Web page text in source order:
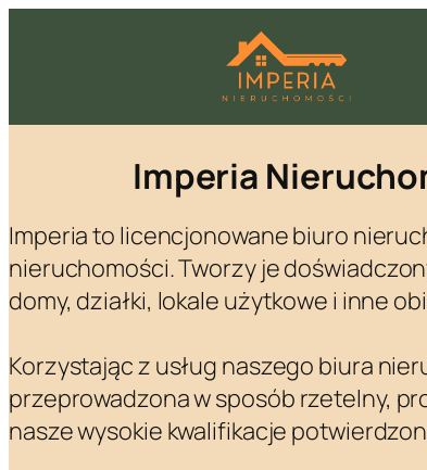
Imperia
Imperia to licencjonowane biuro
nieruchomości. Tworzy je
domy, działki, lokale użytkowe i inne
Korzystając z usług naszego biura
przeprowadzona w sposób rzetelny,
nasze wysokie kwalifikacje